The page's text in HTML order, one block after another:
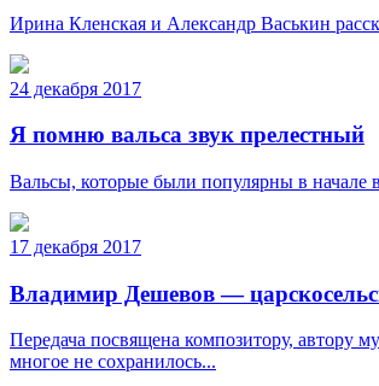
Ирина Кленская и Александр Васькин
24 декабря 2017
Я помню вальса звук прелестный
Вальсы, которые были популярны в начале
17 декабря 2017
Владимир Дешевов —
Передача посвящена композитору, автору
многое не сохранилось...